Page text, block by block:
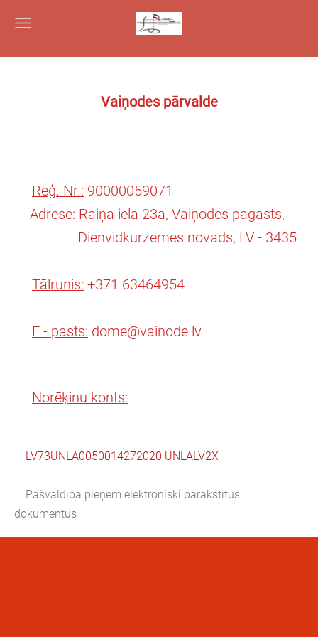
Vaiņodes pārvalde
Reģ. Nr.: 90000059071
Adrese: Raiņa iela 23a, Vaiņodes pagasts,
Dienvidkurzemes novads, LV - 3435
Tālrunis: +371 63464954
E - pasts: dome@vainode.lv
Norēķinu konts:
LV73UNLA0050014272020 UNLALV2X
Pašvaldība pieņem elektroniski parakstītus
dokumentus